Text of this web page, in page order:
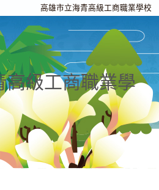
高雄市立海青高級工商職業學校
高級工商職業學